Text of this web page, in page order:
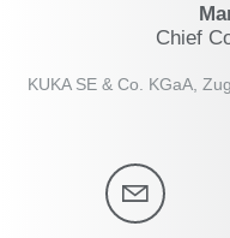
Chief
KUKA SE & Co. KGaA,